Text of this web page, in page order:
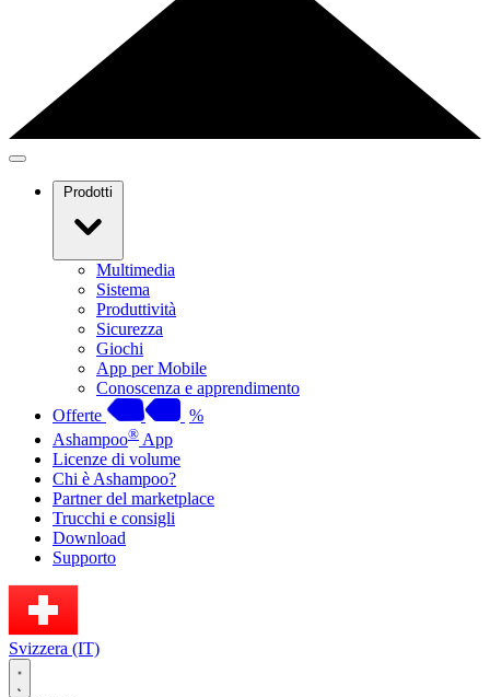
Prodotti
Multimedia
Sistema
Produttività
Sicurezza
Giochi
App per Mobile
Conoscenza e apprendimento
Offerte
%
Ashampoo® App
Licenze di volume
Chi è Ashampoo?
Partner del marketplace
Trucchi e consigli
Download
Supporto
Svizzera (IT)